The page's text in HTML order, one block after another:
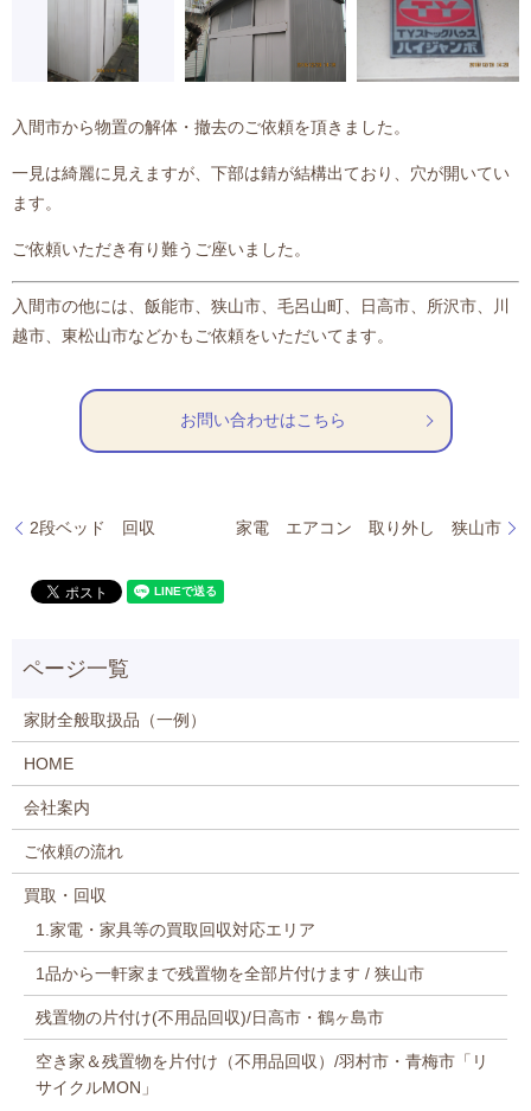
入間市から物置の解体・撤去のご依頼を頂きました。
一見は綺麗に見えますが、下部は錆が結構出ており、穴が開いてい
ます。
ご依頼いただき有り難うご座いました。
入間市の他には、飯能市、狭山市、毛呂山町、日高市、所沢市、川
越市、東松山市などかもご依頼をいただいてます。
お問い合わせはこちら
2段ベッド 回収 家電 エアコン 取り外し 狭山市
家財全般取扱品（一例）
HOME
会社案内
ご依頼の流れ
買取・回収
1.家電・家具等の買取回収対応エリア
1品から一軒家まで残置物を全部片付けます / 狭山市
残置物の片付け(不用品回収)/日高市・鶴ヶ島市
空き家＆残置物を片付け（不用品回収）/羽村市・青梅市「リ
サイクルMON」